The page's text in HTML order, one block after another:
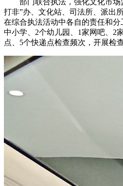
打非”办、文化站、司法所、派出
在综合执法活动中各自的责任和
中小学、2个幼儿园、1家网吧、2
点、5个快递点检查频次，开展检查